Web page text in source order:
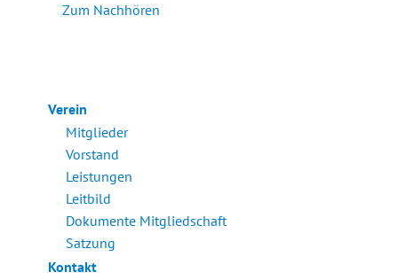
Zum Nachhören
Verein
Mitglieder
Vorstand
Leistungen
Leitbild
Dokumente Mitgliedschaft
Satzung
Kontakt